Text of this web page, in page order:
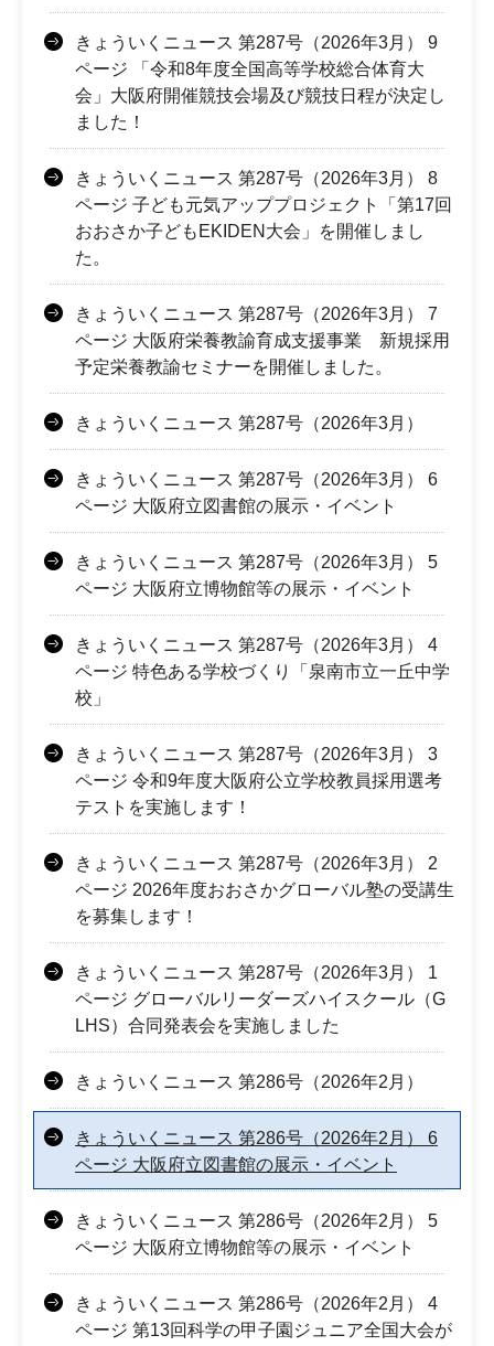
きょういくニュース 第287号（2026年3月） 9
ページ 「令和8年度全国高等学校総合体育大
会」大阪府開催競技会場及び競技日程が決定し
ました！
きょういくニュース 第287号（2026年3月） 8
ページ 子ども元気アッププロジェクト「第17回
おおさか子どもEKIDEN大会」を開催しまし
た。
きょういくニュース 第287号（2026年3月） 7
ページ 大阪府栄養教諭育成支援事業 新規採用
予定栄養教諭セミナーを開催しました。
きょういくニュース 第287号（2026年3月）
きょういくニュース 第287号（2026年3月） 6
ページ 大阪府立図書館の展示・イベント
きょういくニュース 第287号（2026年3月） 5
ページ 大阪府立博物館等の展示・イベント
きょういくニュース 第287号（2026年3月） 4
ページ 特色ある学校づくり「泉南市立一丘中学
校」
きょういくニュース 第287号（2026年3月） 3
ページ 令和9年度大阪府公立学校教員採用選考
テストを実施します！
きょういくニュース 第287号（2026年3月） 2
ページ 2026年度おおさかグローバル塾の受講生
を募集します！
きょういくニュース 第287号（2026年3月） 1
ページ グローバルリーダーズハイスクール（G
LHS）合同発表会を実施しました
きょういくニュース 第286号（2026年2月）
きょういくニュース 第286号（2026年2月） 6
ページ 大阪府立図書館の展示・イベント
きょういくニュース 第286号（2026年2月） 5
ページ 大阪府立博物館等の展示・イベント
きょういくニュース 第286号（2026年2月） 4
ページ 第13回科学の甲子園ジュニア全国大会が